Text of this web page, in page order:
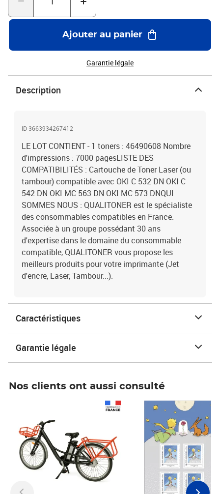
Ajouter au panier
Garantie légale
Description
ID 3663934267412
LE LOT CONTIENT - 1 toners : 46490608 Nombre
d'impressions : 7000 pagesLISTE DES
COMPATIBILITÉS : Cartouche de Toner Laser (ou
tambour) compatible avec OKI C 532 DN OKI C
542 DN OKI MC 563 DN OKI MC 573 DNQUI
SOMMES NOUS : QUALITONER est le spécialiste
des consommables compatibles en France.
Associée à un groupe possédant 30 ans
d'expertise dans le domaine du consommable
compatible, QUALITONER vous propose les
meilleurs produits pour votre imprimante (Jet
d'encre, Laser, Tambour...).
Caractéristiques
Garantie légale
Nos clients ont aussi consulté
Prix 7,50€